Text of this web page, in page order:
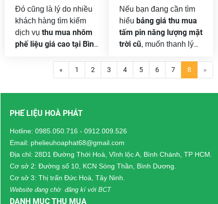
Đó cũng là lý do nhiều
khách hàng tìm kiếm
dịch vụ thu mua nhôm
phế liệu giá cao tại Bình
định thanh lý. Việc tham
khảo thông tin về chủng
trình thu mua sẽ giúp
dịch, đồng thời tối ưu
giá trị của lượng phế
liệu đang có.
Nếu bạn đang cần tìm
hiểu bảng giá thu mua
tấm pin năng lượng mặt
trời cũ, muốn thanh lý
áp mái, hệ thống tại nhà
xưởng hoặc công trình
« 1 2 3 4 5 6 7 8 »
PHẾ LIỆU HOÀ PHÁT
Hotline: 0985.050.716 - 0912.009.526
Email: phelieuhoaphat68@gmail.com
Địa chỉ: 28D1 Đường Thới Hoà, Vĩnh lộc A, Bình Chánh, TP HCM.
Cơ sở 2: Đường số 10, KCN Sóng Thần, Bình Dương.
Cơ sở 3: Thị trấn Đức Hoà, Tây Ninh.
Website đang chờ đăng kí với BCT
DANH MỤC THU MUA